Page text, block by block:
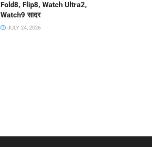
Fold8, Flip8, Watch Ultra2,
Watch9 सादर
JULY 24, 2026